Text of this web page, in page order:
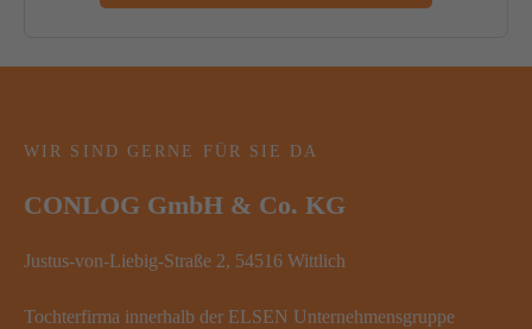
WIR SIND GERNE FÜR SIE DA
CONLOG GmbH & Co. KG
Justus-von-Liebig-Straße 2, 54516 Wittlich
Tochterfirma innerhalb der ELSEN Unternehmensgruppe